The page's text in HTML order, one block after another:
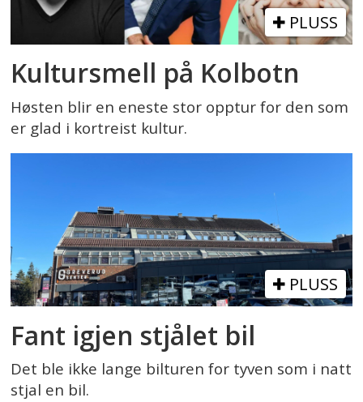
PLUSS
Kultursmell på Kolbotn
Høsten blir en eneste stor opptur for den som
er glad i kortreist kultur.
PLUSS
Fant igjen stjålet bil
Det ble ikke lange bilturen for tyven som i natt
stjal en bil.